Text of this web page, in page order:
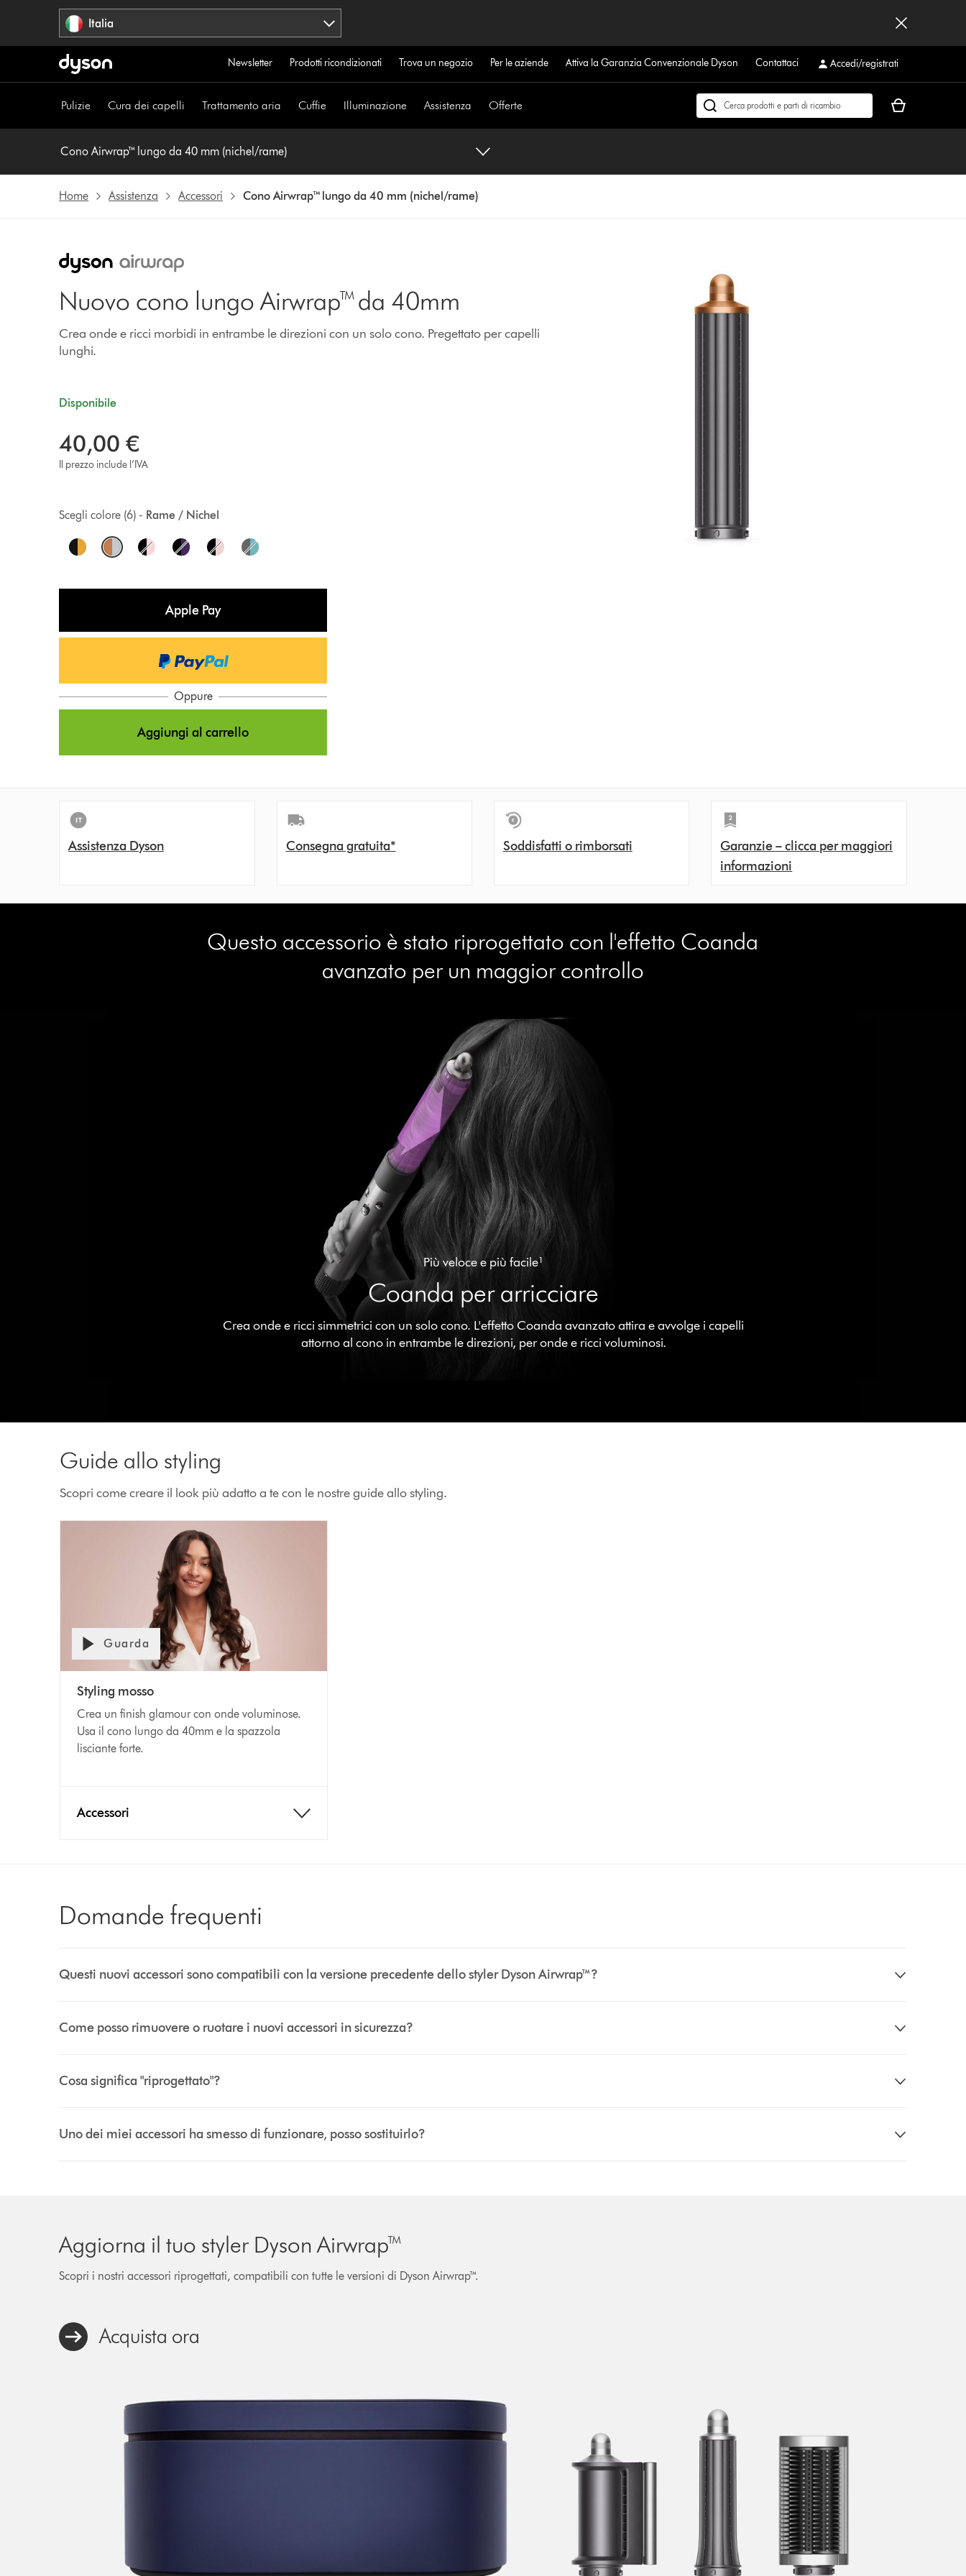
Italia
Newsletter Prodotti ricondizionati Trova un negozio Per le aziende Attiva la Garanzia Convenzionale Dyson Contattaci Accedi/registrati
Pulizie Cura dei capelli Trattamento aria Cuffie Illuminazione Assistenza Offerte
Cerca
Il
Cono Airwrap™ lungo da 40 mm (nichel/rame)
Home Assistenza Accessori Cono Airwrap™ lungo da 40 mm (nichel/rame)
Nuovo cono lungo Airwrap™ da 40mm
Crea onde e ricci morbidi in entrambe le direzioni con un solo cono. Pregettato per capelli
lunghi.
Disponibile
40,00 €
Il prezzo include l’IVA
Rame / Nichel
Scegli colore (6) -
O
t
s
Apple Pay
Oppure
Aggiungi al carrello
Assistenza Dyson Consegna gratuita* Soddisfatti o rimborsati
Garanzie – clicca per maggiori
informazioni
Questo accessorio è stato riprogettato con l'effetto Coanda
avanzato per un maggior controllo
Più veloce e più facile¹
Coanda per arricciare
Crea onde e ricci simmetrici con un solo cono. L'effetto Coanda avanzato attira e avvolge i capelli
attorno al cono in entrambe le direzioni, per onde e ricci voluminosi.
Guide allo styling
Scopri come creare il look più adatto a te con le nostre guide allo styling.
Guarda
Styling mosso
Crea un finish glamour con onde voluminose.
Usa il cono lungo da 40mm e la spazzola
lisciante forte.
Accessori
Domande frequenti
Questi nuovi accessori sono compatibili con la versione precedente dello styler Dyson Airwrap™?
Come posso rimuovere o ruotare i nuovi accessori in sicurezza?
Cosa significa "riprogettato"?
Uno dei miei accessori ha smesso di funzionare, posso sostituirlo?
Aggiorna il tuo styler Dyson Airwrap™
Scopri i nostri accessori riprogettati, compatibili con tutte le versioni di Dyson Airwrap™.
Acquista ora